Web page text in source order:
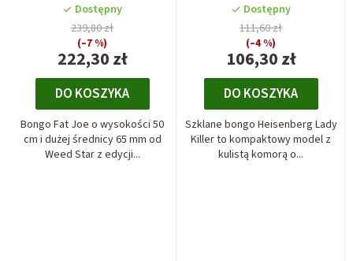
Dostępny
222,30 zł
239,80 zł
(–7 %)
DO KOSZYKA
Bongo Fat Joe o wysokości 50
cm i dużej średnicy 65 mm od
Weed Star z edycji...
Dostępny
106,30 zł
111,60 zł
(–4 %)
DO KOSZYKA
Szklane bongo Heisenberg Lady
Killer to kompaktowy model z
kulistą komorą o...